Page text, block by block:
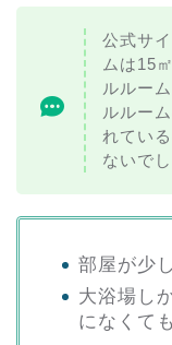
公式サ
ムは15
ルルー
ルルー
れてい
ないでし
部屋が少
大浴場し
になくて